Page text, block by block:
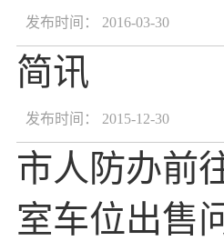
发布时间： 2016-03-30
简讯
发布时间： 2015-12-30
市人防办前
室车位出售